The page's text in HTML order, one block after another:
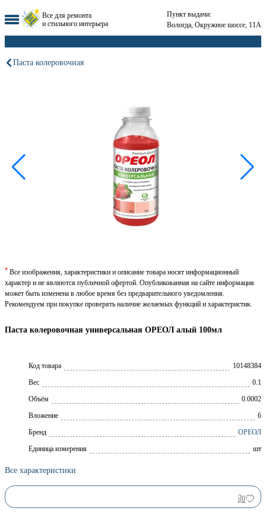
Все для ремонта
и стильного интерьера
Пункт выдачи:
Вологда, Окружное шоссе, 11А
Паста колеровочная
Паста колеровочная универсальная ОРЕОЛ алый 100мл
Код товара
10148384
Вес
0.1
Объём
0.0002
Вложение
6
Брeнд
ОРЕОЛ
Единица измерения
шт
Все характеристики
* Все изображения, характеристики и описание товара носят информационный
характер и не являются публичной офертой. Опубликованная на сайте информация
может быть изменена в любое время без предварительного уведомления.
Рекомендуем при покупке проверять наличие желаемых функций и характеристик.